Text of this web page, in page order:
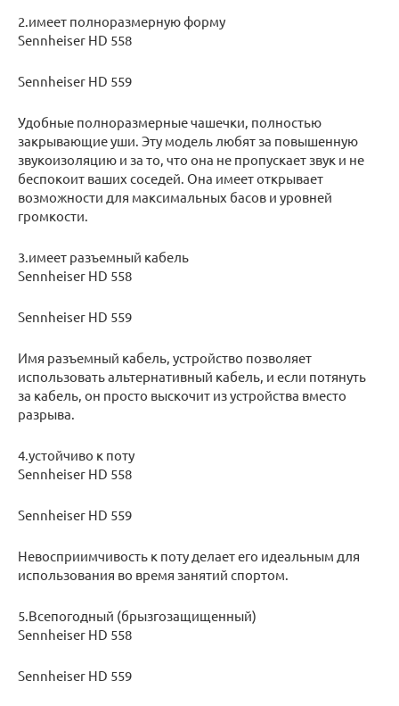
2.имеет полноразмерную форму
Sennheiser HD 558
Sennheiser HD 559
Удобные полноразмерные чашечки, полностью
закрывающие уши. Эту модель любят за повышенную
звукоизоляцию и за то, что она не пропускает звук и не
беспокоит ваших соседей. Она имеет открывает
возможности для максимальных басов и уровней
громкости.
3.имеет разъемный кабель
Sennheiser HD 558
Sennheiser HD 559
Имя разъемный кабель, устройство позволяет
использовать альтернативный кабель, и если потянуть
за кабель, он просто выскочит из устройства вместо
разрыва.
4.устойчиво к поту
Sennheiser HD 558
Sennheiser HD 559
Невосприимчивость к поту делает его идеальным для
использования во время занятий спортом.
5.Всепогодный (брызгозащищенный)
Sennheiser HD 558
Sennheiser HD 559